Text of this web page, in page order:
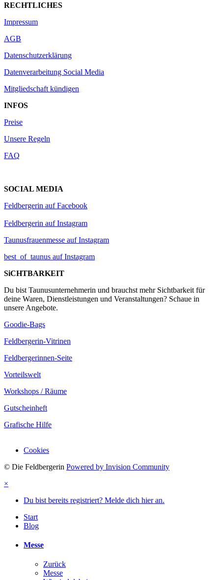
RECHTLICHES
Impressum
AGB
Datenschutzerklärung
Datenverarbeitung Social Media
Mitgliedschaft kündigen
INFOS
Preise
Unsere Regeln
FAQ
SOCIAL MEDIA
Feldbergerin auf Facebook
Feldbergerin auf Instagram
Taunusfrauenmesse auf Instagram
best_of_taunus auf Instagram
SiCHTBARKEIT
Du bist Taunusunternehmerin und brauchst mehr Sichtbarkeit für
deine Waren, Dienstleistungen und Veranstaltungen? Schaue in
unsere Angebote.
Goodie-Bags
Feldbergerin-Vitrinen
Feldbergerinnen-Seite
Vorteilswelt
Workshops / Räume
Gutscheinheft
Grafische Hilfe
Cookies
© Die Feldbergerin Powered by Invision Community
×
Du bist bereits registriert? Melde dich hier an.
Start
Blog
Messe
Zurück
Messe